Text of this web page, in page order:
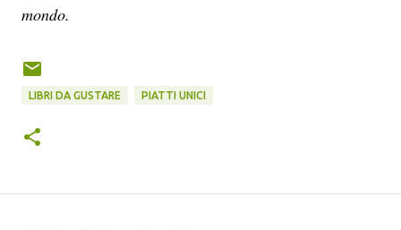
mondo.
LIBRI DA GUSTARE PIATTI UNICI